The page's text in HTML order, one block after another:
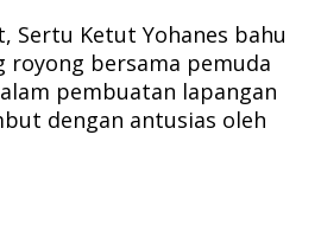
Sertu Ketut Yohanes bahu
bersama pemuda
pembuatan lapangan
dengan antusias oleh